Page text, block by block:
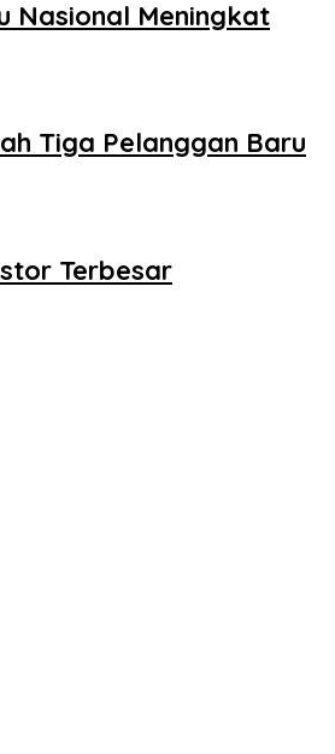
Nasional Meningkat
Tiga Pelanggan Baru
Terbesar